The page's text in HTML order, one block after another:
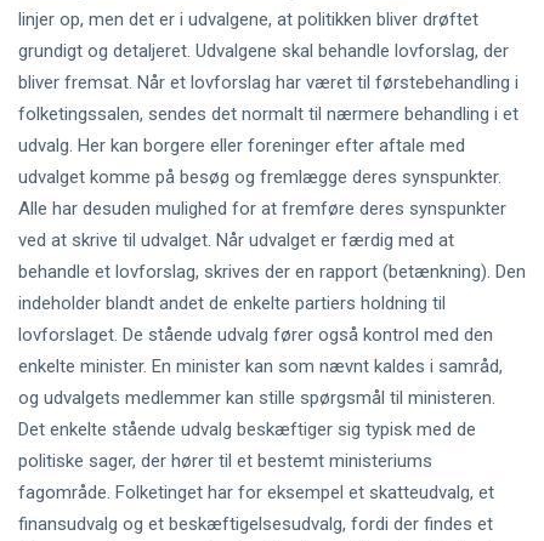
linjer op, men det er i udvalgene, at politikken bliver drøftet
grundigt og detaljeret. Udvalgene skal behandle lovforslag, der
bliver fremsat. Når et lovforslag har været til førstebehandling i
folketingssalen, sendes det normalt til nærmere behandling i et
udvalg. Her kan borgere eller foreninger efter aftale med
udvalget komme på besøg og fremlægge deres synspunkter.
Alle har desuden mulighed for at fremføre deres synspunkter
ved at skrive til udvalget. Når udvalget er færdig med at
behandle et lovforslag, skrives der en rapport (betænkning). Den
indeholder blandt andet de enkelte partiers holdning til
lovforslaget. De stående udvalg fører også kontrol med den
enkelte minister. En minister kan som nævnt kaldes i samråd,
og udvalgets medlemmer kan stille spørgsmål til ministeren.
Det enkelte stående udvalg beskæftiger sig typisk med de
politiske sager, der hører til et bestemt ministeriums
fagområde. Folketinget har for eksempel et skatteudvalg, et
finansudvalg og et beskæftigelsesudvalg, fordi der findes et